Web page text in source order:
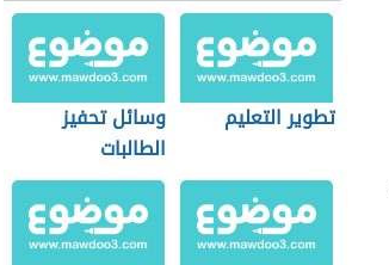
تطوير التعليم
وسائل تحفيز
الطالبات